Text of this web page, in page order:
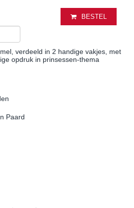
BESTEL
verdeeld in 2 handige vakjes, met
opdruk in prinsessen-thema
Paard